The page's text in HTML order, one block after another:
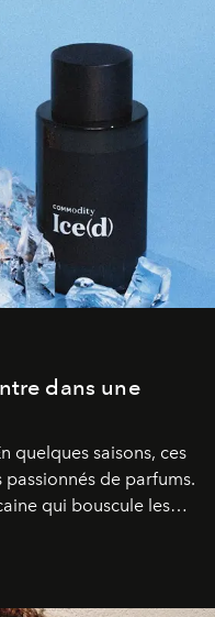
dans une
quelques saisons, ces
de parfums.
qui bouscule les
: